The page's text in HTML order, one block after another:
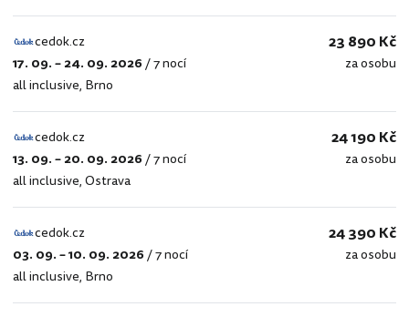
cedok.cz
cedok.cz
17. 09. – 24. 09. 2026/7 nocí
all inclusive, Brno
23 890 Kč
za osobu
cedok.cz
cedok.cz
13. 09. – 20. 09. 2026/7 nocí
all inclusive,Ostrava
24 190 Kč
za osobu
cedok.cz
cedok.cz
03. 09. – 10. 09. 2026/7 nocí
all inclusive, Brno
24 390 Kč
za osobu